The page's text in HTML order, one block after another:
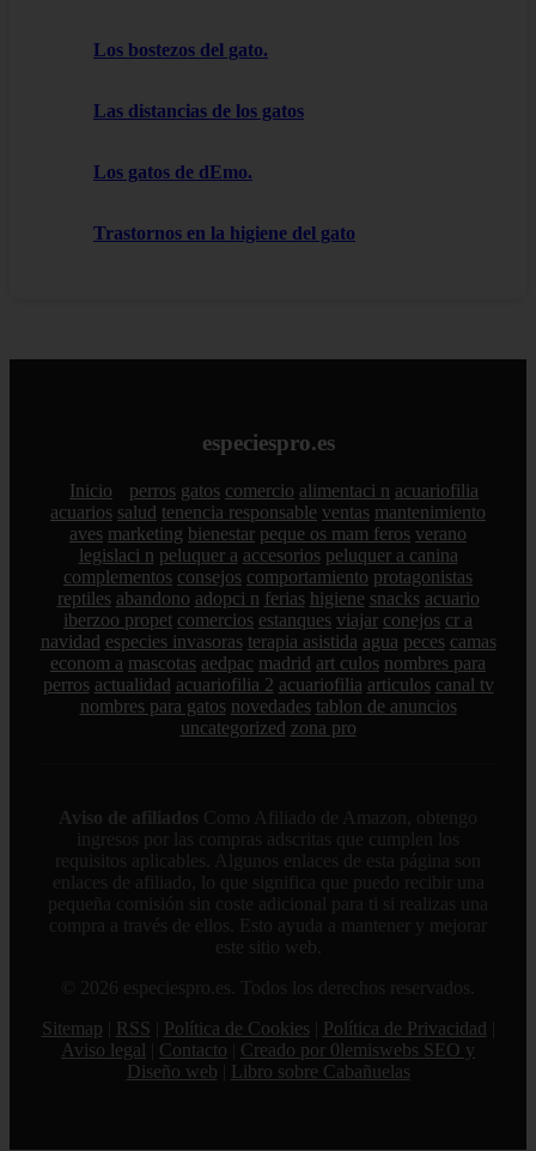
Los bostezos del gato.
Las distancias de los gatos
Los gatos de dEmo.
Trastornos en la higiene del gato
especiespro.es
Inicio perros gatos comercio alimentaci n acuariofilia
acuarios salud tenencia responsable ventas mantenimiento
aves marketing bienestar peque os mam feros verano
legislaci n peluquer a accesorios peluquer a canina
complementos consejos comportamiento protagonistas
reptiles abandono adopci n ferias higiene snacks acuario
iberzoo propet comercios estanques viajar conejos cr a
navidad especies invasoras terapia asistida agua peces camas
econom a mascotas aedpac madrid art culos nombres para
perros actualidad acuariofilia 2 acuariofilia articulos canal tv
nombres para gatos novedades tablon de anuncios
uncategorized zona pro
Aviso de afiliados Como Afiliado de Amazon, obtengo
ingresos por las compras adscritas que cumplen los
requisitos aplicables. Algunos enlaces de esta página son
enlaces de afiliado, lo que significa que puedo recibir una
pequeña comisión sin coste adicional para ti si realizas una
compra a través de ellos. Esto ayuda a mantener y mejorar
este sitio web.
© 2026 especiespro.es. Todos los derechos reservados.
Sitemap
RSS Política de Cookies Política de Privacidad
Aviso legal
Contacto
Creado por 0lemiswebs SEO y
Diseño web
Libro sobre Cabañuelas